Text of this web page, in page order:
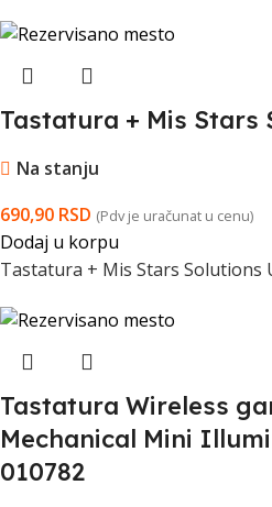
Tastatura + Mis Stars
Na stanju
690,90 RSD (Pdv je uračunat u cenu)
Dodaj u korpu
Tastatura + Mis Stars Solutions
Tastatura Wireless
Mechanical Mini
010782